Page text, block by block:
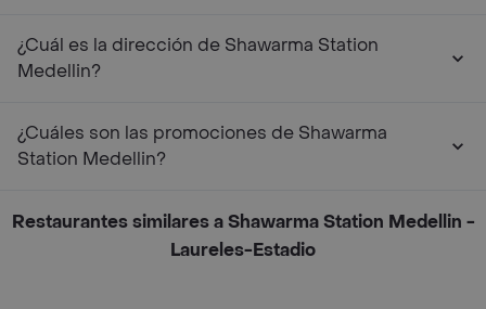
¿Cuál es la dirección de Shawarma Station
Medellin?
¿Cuáles son las promociones de Shawarma
Station Medellin?
Restaurantes similares a Shawarma Station Medellin -
Laureles-Estadio